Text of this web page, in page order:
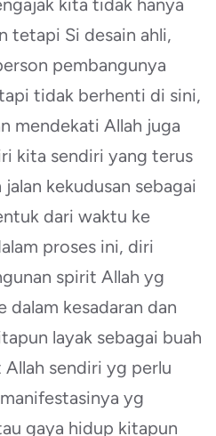
kita tidak hanya
tetapi Si desain ahli,
pembangunya
tidak berhenti di sini,
mendekati Allah juga
kita sendiri yang terus
kekudusan sebagai
dari waktu ke
proses ini, diri
spirit Allah yg
kesadaran dan
layak sebagai buah
sendiri yg perlu
yg
gaya hidup kitapun